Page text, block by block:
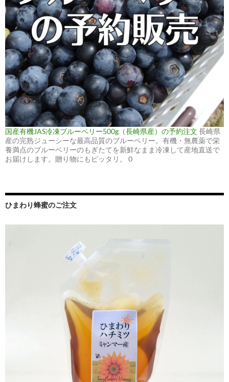
国産有機JAS冷凍ブルーベリー500g（長崎県産）の予約注文 長崎県
産の完熟ジューシーな最高品質のブルーベリー。有機・無農薬で栄
養満点のブルーベリーのもぎたてを新鮮なまま冷凍して産地直送で
お届けします。贈り物にもピッタリ。 0
ひまわり蜂蜜のご注文